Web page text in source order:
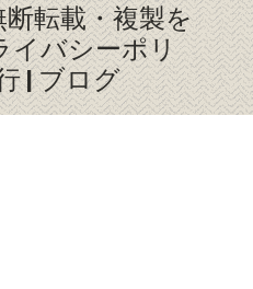
転載・複製を
イバシーポリ
|ブログ